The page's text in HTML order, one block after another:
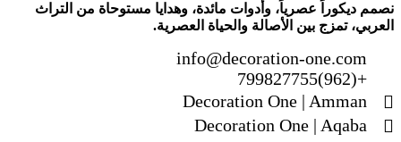
نصمم ديكوراً عصرياً، وأدوات مائدة، وهدايا مستوحاة من التراث
العربي، تمزج بين الأصالة والحياة العصرية.
info@decoration-one.com
+(962)799827755
Decoration One | Amman
Decoration One | Aqaba